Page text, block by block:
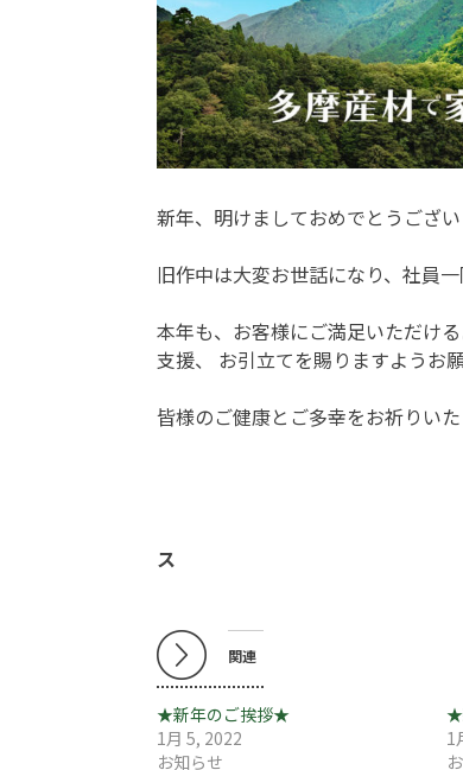
新年、明けましておめでとうござい
旧作中は大変お世話になり、社員
本年も、お客様にご満足いただけ
支援、 お引立てを賜りますようお
皆様のご健康とご多幸をお祈りい
ス
関連
★新年のご挨拶★
1月 5, 2022
お知らせ
★
1